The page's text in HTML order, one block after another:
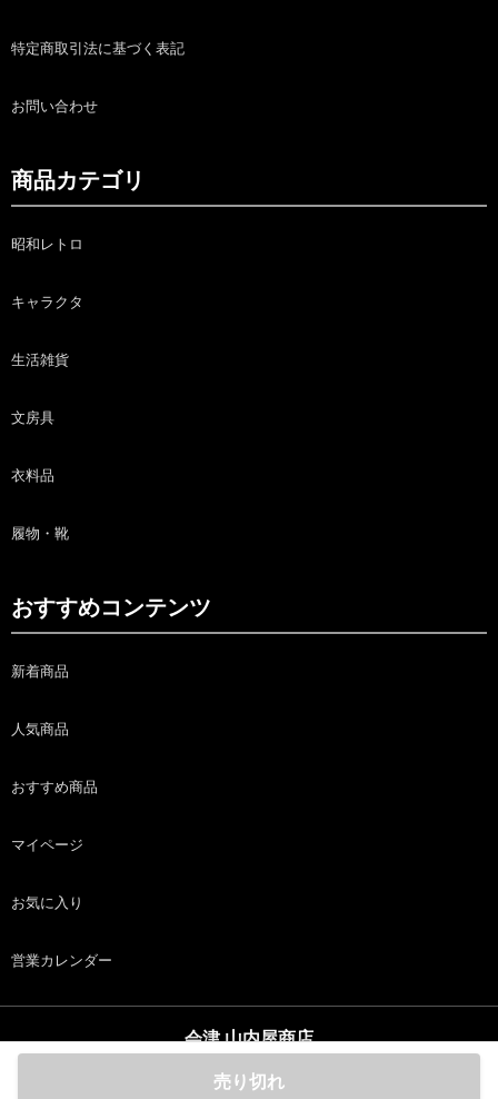
売り切れ
特定商取引法に基づく表記
お問い合わせ
商品カテゴリ
昭和レトロ
キャラクタ
生活雑貨
文房具
衣料品
履物・靴
おすすめコンテンツ
新着商品
人気商品
おすすめ商品
マイページ
お気に入り
営業カレンダー
会津 山内屋商店
copyright (c) 会津 山内屋商店 all rights reserved.